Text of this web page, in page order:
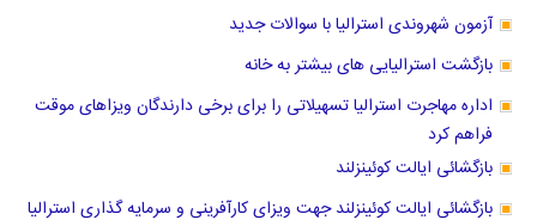
آزمون شهروندی استرالیا با سوالات جدید
بازگشت استرالیایی های بیشتر به خانه
اداره مهاجرت استرالیا تسهیلاتی را برای برخی دارندگان ویزاهای موقت
فراهم کرد
بازگشائی ایالت کوئینزلند
بازگشائی ایالت کوئینزلند جهت ویزای کارآفرینی و سرمایه گذاری استرالیا